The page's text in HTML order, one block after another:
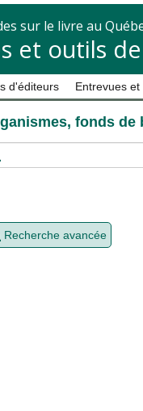
sur le livre au
et outils
d'éditeurs Entrevues
fonds de
Recherche avancée